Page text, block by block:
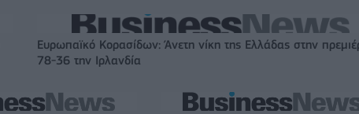
Ευρωπαϊκό Κορασίδων: Άνετη νίκη της Ελλάδας στην
78-36 την Ιρλανδία